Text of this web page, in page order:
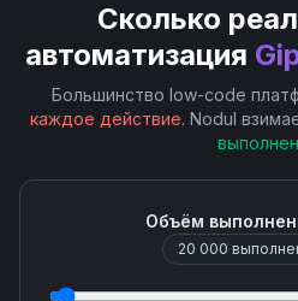
Сколько
автоматизация
Большинство low-code
каждое действие. Nodul
Объём
20 000